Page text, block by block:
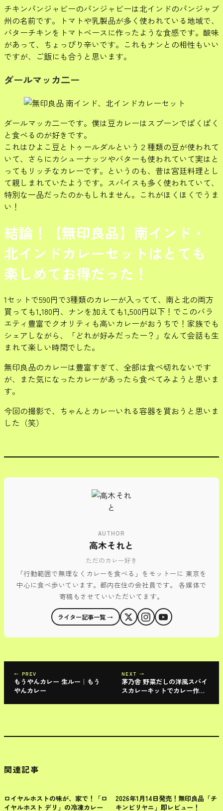
チキンパンジャビーのパンジャビーは北インドのパンジャブ
州の名前です。トマトや乳製品が多く使われている地域で、
バターチキンをトマトベースに作ったような食感です。酸味
があって、ちょっぴり辛いです。これもナンとの相性もいい
ですが、ご飯にも合うと思います。
ダールマッカ二ー
ダールマッカ二ーです。僕は豆カレーはスプーンでぱくぱく
と食べるのが好きです。
これはひよこ豆とトゥールダルという２種類の豆が使われて
いて、さらにカシューナッツやバターも使われていて実はと
ってもリッチなカレーです。というのも、昔は宮廷料理とし
て親しまれていたようです。スパイスも多く使われていて、
特別な一品だったのかもしれません。これがほくほくでうま
い！
結論！【無印良品】南インド・
北インドカレーセットはとても
楽しめてお得だった！
1セットで590円で3種類のカレーが入ってて、南と北の両方
買っても1,180円、ナンを加えても1,500円以下！でこのバラ
エティ豊富でクオリティも高いカレーがおうちで！家族でも
シェアしながら、「どれが好みだったー？」なんて会話も生
まれて楽しい時間でした。
無印良品のカレーは豊富すぎて、全部は食べ切れないです
が、また気になったカレーがあったら食べてみようと思いま
す。
今回の撮影で、ちゃんとカレーいれる容器を買おうと思いま
した（笑）
AUTHOR
高木それと
ただのカレー好き
「行動範囲で無理なくカレーを食べる」をモットーに 東京を
中心に食べ歩いています。都内在住の会社員です。 各媒体で
寄稿もさせていいただいてます。
ライター記事一覧 →
← PREV
もうやんカレー 生ルー｜もう
やんカレー
NEXT →
茅乃舎 野菜だしの洋風スパイ
スカレーキットでカレー作っ
関連記事
レトルト
ロイヤルホストの味が、家で！「ロ
イヤルホスト デリ」の冷凍カレー
レトルト
2026年1月14日発売！無印良品「チ
キンビリヤニ」即レビュー！